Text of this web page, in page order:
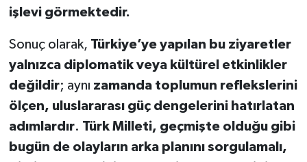
işlevi görmektedir.
Sonuç olarak, Türkiye’ye yapılan bu ziyaretler
yalnızca diplomatik veya kültürel etkinlikler
değildir; aynı zamanda toplumun reflekslerini
ölçen, uluslararası güç dengelerini hatırlatan
adımlardır. Türk Milleti, geçmişte olduğu gibi
bugün de olayların arka planını sorgulamalı,